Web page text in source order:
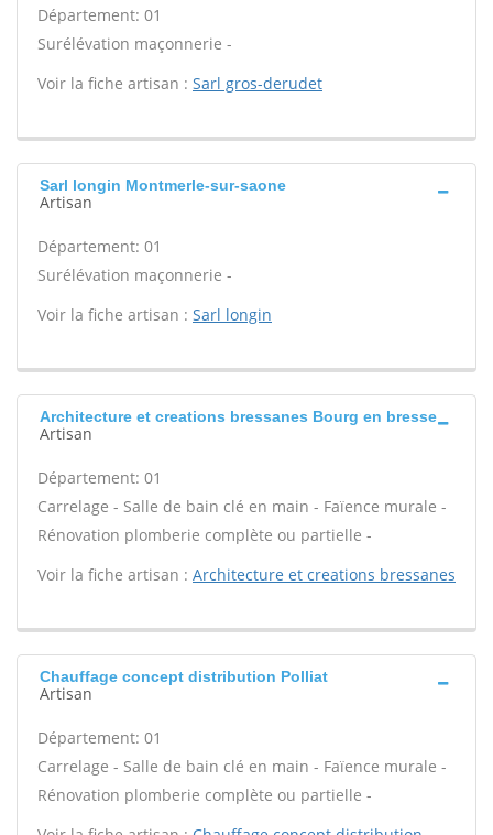
Département: 01
Surélévation maçonnerie -
Voir la fiche artisan : Sarl gros-derudet
Sarl longin Montmerle-sur-saone
Artisan
Département: 01
Surélévation maçonnerie -
Voir la fiche artisan : Sarl longin
Architecture et creations bressanes Bourg en bresse
Artisan
Département: 01
Carrelage - Salle de bain clé en main - Faïence murale -
Rénovation plomberie complète ou partielle -
Voir la fiche artisan : Architecture et creations bressanes
Chauffage concept distribution Polliat
Artisan
Département: 01
Carrelage - Salle de bain clé en main - Faïence murale -
Rénovation plomberie complète ou partielle -